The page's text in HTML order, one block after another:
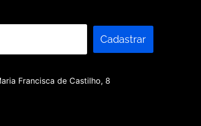
Cadastrar
Francisca de Castilho, 8